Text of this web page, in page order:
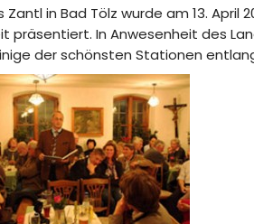
in Bad Tölz wurde am 13. April
präsentiert. In Anwesenheit des
der schönsten Stationen